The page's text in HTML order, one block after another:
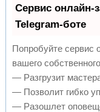
Сервис онлайн-
Telegram-боте
Попробуйте сервис
вашего
— Разгрузит
— Позволит гибко
— Разошлет